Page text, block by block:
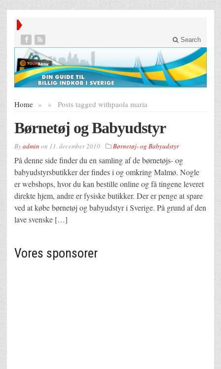
Search
Home » Posts tagged with
» paola maria
Børnetøj og Babyudstyr
Byadmin on 11. december 2010 Børnetøj- og Babyudstyr
På denne side finder du en samling af de børnetøjs- og
babyudstyrsbutikker der findes i og omkring Malmø. Nogle
er webshops, hvor du kan bestille online og få tingene leveret
direkte hjem, andre er fysiske butikker. Der er penge at spare
ved at købe børnetøj og babyudstyr i Sverige. På grund af den
lave svenske […]
Vores sponsorer